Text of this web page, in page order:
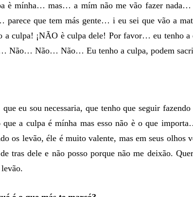
è mínha… mas… a mím não me vão fazer
parece que tem más gente… i eu sei que vão a
a culpa! ¡NÃO è culpa dele! Por favor… eu tenho
Não… Não… Não… Eu tenho a culpa, podem
eu sou necessaria, que tenho que seguir
a culpa é mínha mas esso não è o que
os levão, éle é muito valente, mas em seus olhos
tras dele e não posso porque não me deixão.